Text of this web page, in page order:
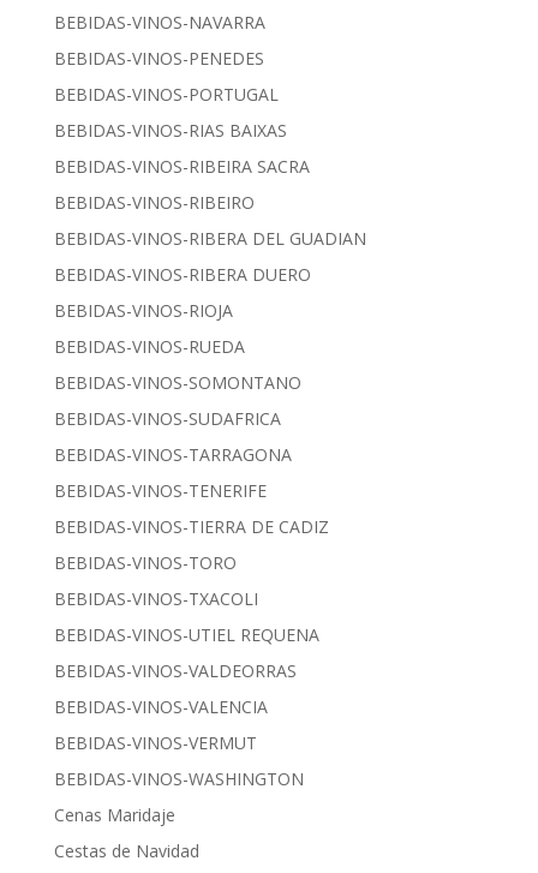
BEBIDAS-VINOS-NAVARRA
BEBIDAS-VINOS-PENEDES
BEBIDAS-VINOS-PORTUGAL
BEBIDAS-VINOS-RIAS BAIXAS
BEBIDAS-VINOS-RIBEIRA SACRA
BEBIDAS-VINOS-RIBEIRO
BEBIDAS-VINOS-RIBERA DEL GUADIAN
BEBIDAS-VINOS-RIBERA DUERO
BEBIDAS-VINOS-RIOJA
BEBIDAS-VINOS-RUEDA
BEBIDAS-VINOS-SOMONTANO
BEBIDAS-VINOS-SUDAFRICA
BEBIDAS-VINOS-TARRAGONA
BEBIDAS-VINOS-TENERIFE
BEBIDAS-VINOS-TIERRA DE CADIZ
BEBIDAS-VINOS-TORO
BEBIDAS-VINOS-TXACOLI
BEBIDAS-VINOS-UTIEL REQUENA
BEBIDAS-VINOS-VALDEORRAS
BEBIDAS-VINOS-VALENCIA
BEBIDAS-VINOS-VERMUT
BEBIDAS-VINOS-WASHINGTON
Cenas Maridaje
Cestas de Navidad